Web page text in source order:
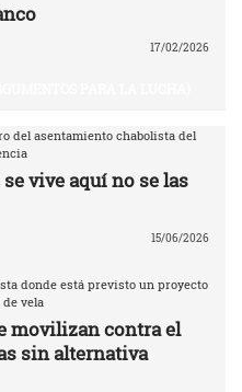
17/02/2026
del asentamiento chabolista del
vive aquí no se las
15/06/2026
donde está previsto un proyecto
vela
movilizan contra el
sin alternativa